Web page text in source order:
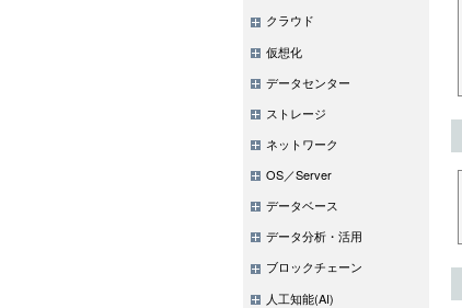
クラウド
仮想化
データセンター
ストレージ
ネットワーク
OS／Server
データベース
データ分析・活用
ブロックチェーン
人工知能(AI)